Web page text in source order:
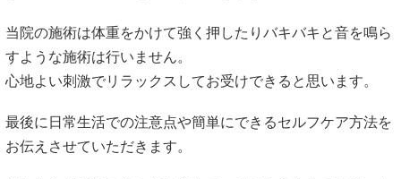
当院の施術は体重をかけて強く押したりバキバキと音を鳴ら
すような施術は行いません。
心地よい刺激でリラックスしてお受けできると思います。
最後に日常生活での注意点や簡単にできるセルフケア方法を
お伝えさせていただきます。